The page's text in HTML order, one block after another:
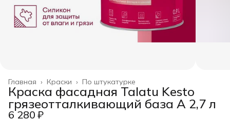
По штукатурке
Краски ›
Главная ›
Краска фасадная Talatu Kesto
грязеотталкивающий база А 2,7 л
6 280 ₽